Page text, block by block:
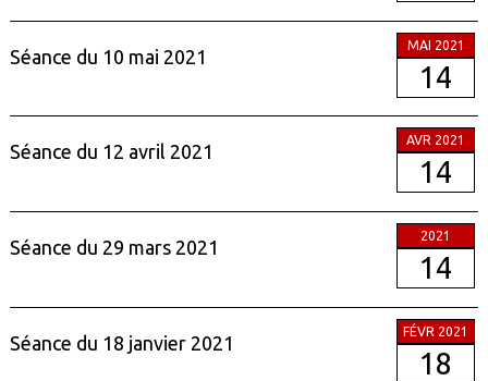
Séance du 10 mai 2021
MAI 2021
14
Séance du 12 avril 2021
AVR 2021
14
Séance du 29 mars 2021
2021
14
Séance du 18 janvier 2021
FÉVR 2021
18